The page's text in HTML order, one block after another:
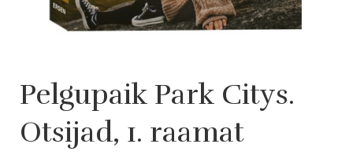
Pelgupaik Park Citys.
Otsijad, 1. raamat